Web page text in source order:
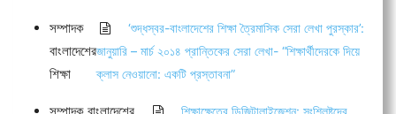
সম্পাদক
বাংলাদেশের
শিক্ষা
‘শুদ্ধস্বর-বাংলাদেশের শিক্ষা ত্রৈমাসিক সেরা লেখা পুরস্কার’:
জানুয়ারি – মার্চ ২০১৪ প্রান্তিকের সেরা লেখা- “শিক্ষার্থীদেরকে দিয়ে
ক্লাস নেওয়ানো: একটি প্রস্তাবনা”
শিক্ষাক্ষেত্রে ডিজিটালাইজেশন: সংশ্লিষ্টদের